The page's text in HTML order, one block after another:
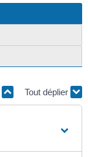
Tout déplier